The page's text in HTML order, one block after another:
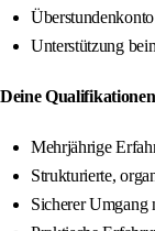
Überstundenkonto
Unterstützung
Deine Qualifikationen
Mehrjährige
Strukturierte,
Sicherer